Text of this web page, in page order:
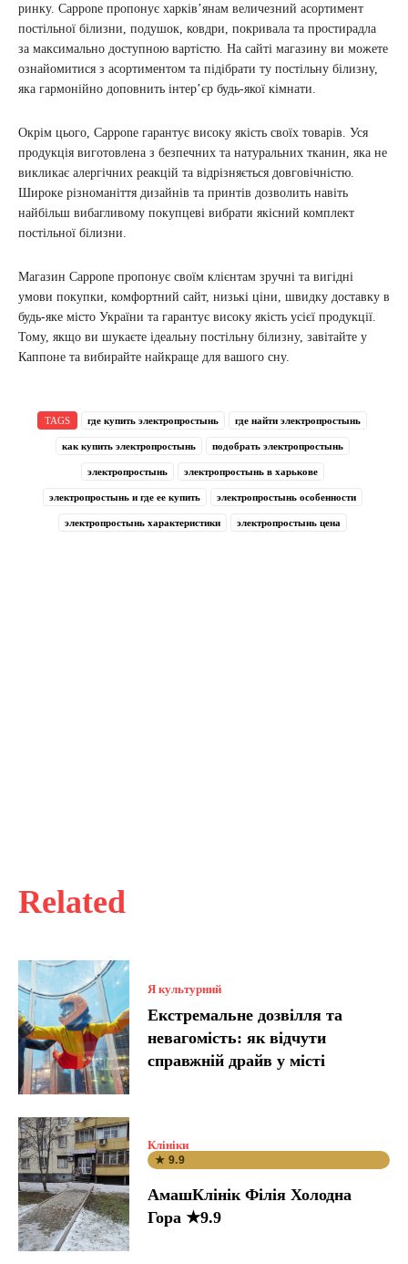
Related
Я культурний
Екстремальне дозвілля та
невагомість: як відчути
справжній драйв у місті
Клініки
★ 9.9
АмашКлінік Філія Холодна
Гора ★9.9
ринку. Cappone пропонує харків’янам величезний асортимент
постільної білизни, подушок, ковдри, покривала та простирадла
за максимально доступною вартістю. На сайті магазину ви можете
ознайомитися з асортиментом та підібрати ту постільну білизну,
яка гармонійно доповнить інтер’єр будь-якої кімнати.
Окрім цього, Cappone гарантує високу якість своїх товарів. Уся
продукція виготовлена з безпечних та натуральних тканин, яка не
викликає алергічних реакцій та відрізняється довговічністю.
Широке різноманіття дизайнів та принтів дозволить навіть
найбільш вибагливому покупцеві вибрати якісний комплект
постільної білизни.
Магазин Cappone пропонує своїм клієнтам зручні та вигідні
умови покупки, комфортний сайт, низькі ціни, швидку доставку в
будь-яке місто України та гарантує високу якість усієї продукції.
Тому, якщо ви шукаєте ідеальну постільну білизну, завітайте у
Каппоне та вибирайте найкраще для вашого сну.
TAGS где купить электропростынь где найти электропростынь
как купить электропростынь подобрать электропростынь
электропростынь электропростынь в харькове
электропростынь и где ее купить электропростынь особенности
электропростынь характеристики электропростынь цена